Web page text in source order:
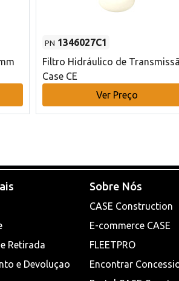
PN 1346027C1
Filtro Hidráulico de
Case CE
Ver Preço
Retirada
e Devoluçao
Sobre Nós
CASE Construction
E-commerce CASE
FLEETPRO
Encontrar